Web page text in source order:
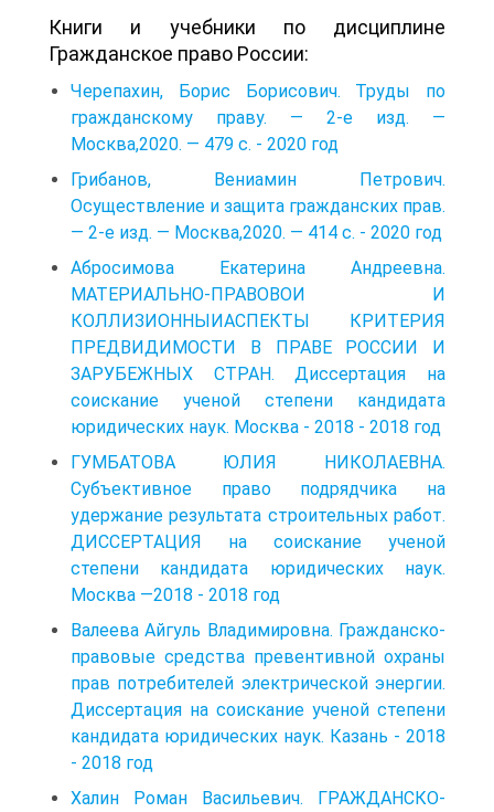
Книги и учебники по дисциплине
Гражданское право России:
Черепахин, Борис Борисович. Труды по
гражданскому праву. — 2-е изд. —
Москва,2020. — 479 с. - 2020 год
Грибанов, Вениамин Петрович.
Осуществление и защита гражданских прав.
— 2-е изд. — Москва,2020. — 414 с. - 2020 год
Абросимова Екатерина Андреевна.
МАТЕРИАЛЬНО-ПРАВОВОИ И
КОЛЛИЗИОННЫИАСПЕКТЫ КРИТЕРИЯ
ПРЕДВИДИМОСТИ В ПРАВЕ РОССИИ И
ЗАРУБЕЖНЫХ СТРАН. Диссертация на
соискание ученой степени кандидата
юридических наук. Москва - 2018 - 2018 год
ГУМБАТОВА ЮЛИЯ НИКОЛАЕВНА.
Субъективное право подрядчика на
удержание результата строительных работ.
ДИССЕРТАЦИЯ на соискание ученой
степени кандидата юридических наук.
Москва —2018 - 2018 год
Валеева Айгуль Владимировна. Гражданско-
правовые средства превентивной охраны
прав потребителей электрической энергии.
Диссертация на соискание ученой степени
кандидата юридических наук. Казань - 2018
- 2018 год
Халин Роман Васильевич. ГРАЖДАНСКО-